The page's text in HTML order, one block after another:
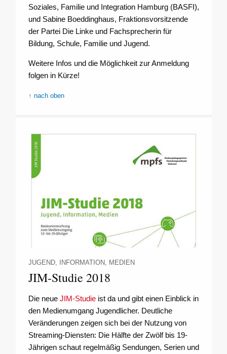
Soziales, Familie und Integration Hamburg (BASFI),
und Sabine Boeddinghaus, Fraktionsvorsitzende
der Partei Die Linke und Fachsprecherin für
Bildung, Schule, Familie und Jugend.
Weitere Infos und die Möglichkeit zur Anmeldung
folgen in Kürze!
↑ nach oben
JUGEND, INFORMATION, MEDIEN
JIM-Studie 2018
Die neue JIM-Studieist da und gibt einen Einblick in
den Medienumgang Jugendlicher. Deutliche
Veränderungen zeigen sich bei der Nutzung von
Streaming-Diensten: Die Hälfte der Zwölf bis 19-
Jährigen schaut regelmäßig Sendungen, Serien und